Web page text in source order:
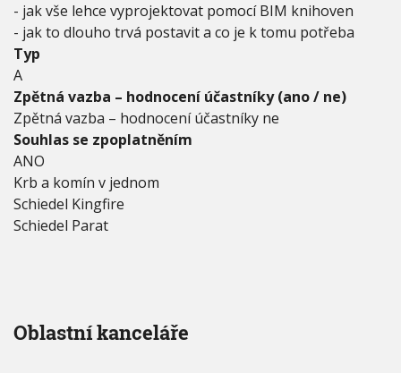
- jak vše lehce vyprojektovat pomocí BIM knihoven
- jak to dlouho trvá postavit a co je k tomu potřeba
Typ
A
Zpětná vazba – hodnocení účastníky (ano / ne)
Zpětná vazba – hodnocení účastníky ne
Souhlas se zpoplatněním
ANO
Krb a komín v jednom
Schiedel Kingfire
Schiedel Parat
Oblastní kanceláře